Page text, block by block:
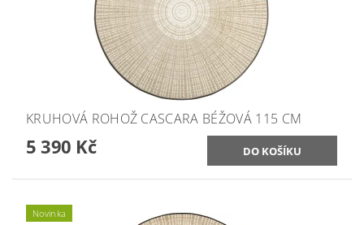
KRUHOVÁ ROHOŽ CASCARA BÉŽOVÁ 115 CM
5 390 Kč
Novinka